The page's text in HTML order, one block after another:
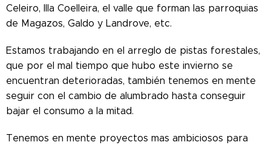
Celeiro, Illa Coelleira, el valle que forman las parroquias
de Magazos, Galdo y Landrove, etc.
Estamos trabajando en el arreglo de pistas forestales,
que por el mal tiempo que hubo este invierno se
encuentran deterioradas, también tenemos en mente
seguir con el cambio de alumbrado hasta conseguir
bajar el consumo a la mitad.
Tenemos en mente proyectos mas ambiciosos para